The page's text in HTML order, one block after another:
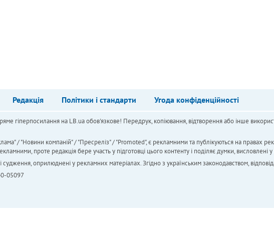
Редакція Політики і стандарти Угода конфіденційності
гіперпосилання на LB.ua обов'язкове! Передрук, копіювання, відтворення або інше
/ "Новини компаній" / "Пресреліз" / "Promoted", є рекламними та публікуються на правах
проте редакція бере участь у підготовці цього контенту і поділяє думки, висловлені у
судження, оприлюднені у рекламних матеріалах. Згідно з українським законодавством,
05097